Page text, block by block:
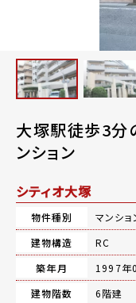
大塚駅徒歩3分
ンション
シティオ大塚
物件種別
マンショ
建物構造
RC
築年月
1997年
建物階数
6階建